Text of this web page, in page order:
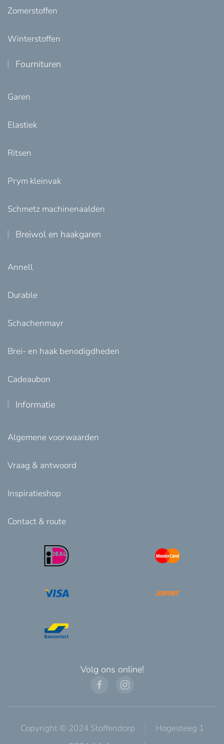
Zomerstoffen
Winterstoffen
Fournituren
Garen
Elastiek
Ritsen
Prym kleinvak
Schmetz machinenaalden
Breiwol en haakgaren
Annell
Durable
Schachenmayr
Brei- en haak benodigdheden
Cadeaubon
Informatie
Algemene voorwaarden
Vraag & antwoord
Inspiratieshop
Contact & route
Volg ons online!
Copyright © 2024 Stoffendorp
Hogesteeg 1